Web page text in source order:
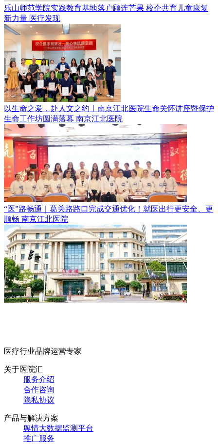
乐山师范学院实践教育基地落户顾连芒果 校企共育儿童康复
新力量 医疗发现
以生命之爱，赴人文之约丨南京江北医院生命关怀讲座暨保护
生命工作坊圆满落幕 南京江北医院
“医”路畅通｜葛关路路口完成交通优化！就医出行更安全、更
顺畅 南京江北医院
医疗行业品牌运营专家
关于医院汇
服务介绍
合作咨询
隐私协议
产品与解决方案
舆情大数据监测平台
推广服务